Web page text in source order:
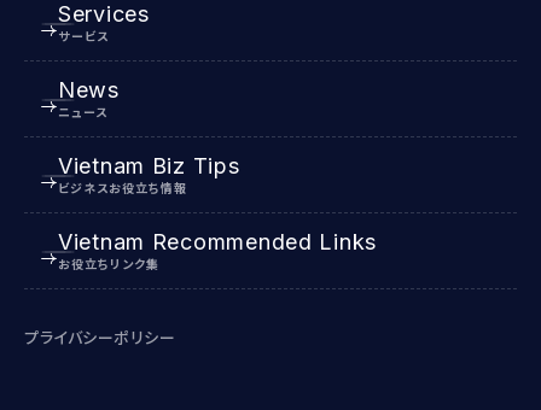
Services
サービス
News
ニュース
Vietnam Biz Tips
ビジネスお役立ち情報
Vietnam Recommended Links
お役立ちリンク集
プライバシーポリシー